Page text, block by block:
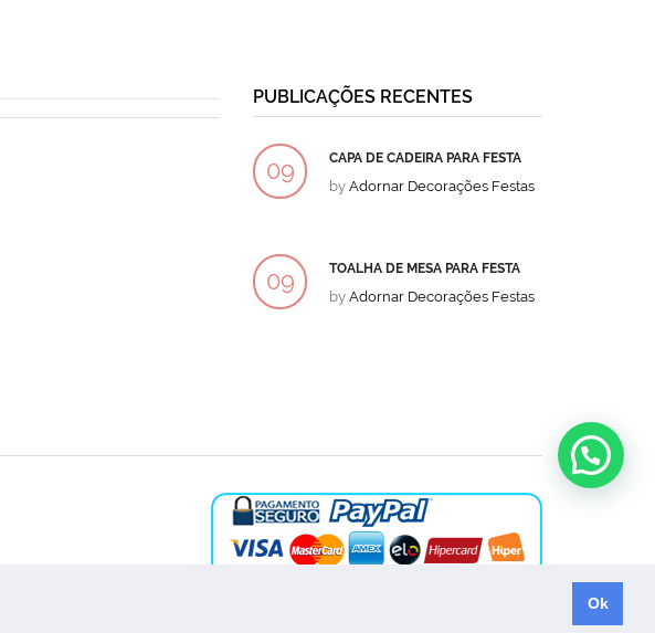
Ok
PUBLICAÇÕES RECENTES
09 CAPA DE CADEIRA PARA FESTA
byAdornar Decorações Festas
09 TOALHA DE MESA PARA FESTA
byAdornar Decorações Festas